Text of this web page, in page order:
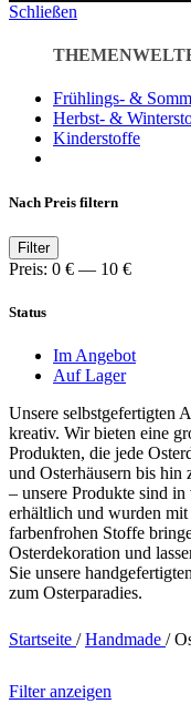
Schließen
Frühlings- &
Herbst- &
Kinderstoffe
Nach Preis filtern
Min.
Preis
Max.
Preis
Filter
Preis: 0 € — 10 €
Status
Im Angebot
Auf Lager
Unsere selbstgefertigten
kreativ. Wir bieten eine
Produkten, die jede
und Osterhäusern bis hin
– unsere Produkte sind
erhältlich und wurden
farbenfrohen Stoffe
Osterdekoration und
Sie unsere
zum Osterparadies.
Startseite / Handmade /
Filter anzeigen